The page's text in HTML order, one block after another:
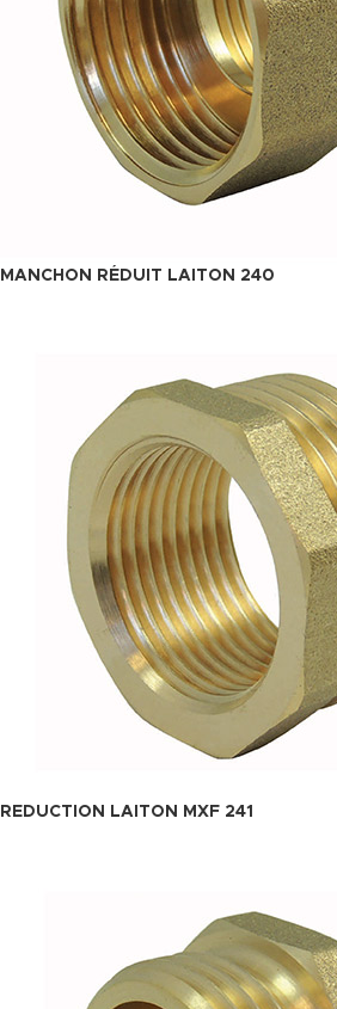
MANCHON RÉDUIT LAITON 240
REDUCTION LAITON MXF 241